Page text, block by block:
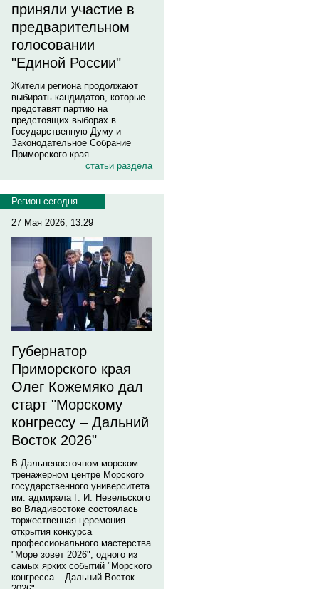
приняли участие в
предварительном
голосовании
"Единой России"
Жители региона продолжают
выбирать кандидатов, которые
представят партию на
предстоящих выборах в
Государственную Думу и
Законодательное Собрание
Приморского края.
статьи раздела
Регион сегодня
27 Мая 2026, 13:29
Губернатор
Приморского края
Олег Кожемяко дал
старт "Морскому
конгрессу – Дальний
Восток 2026"
В Дальневосточном морском
тренажерном центре Морского
государственного университета
им. адмирала Г. И. Невельского
во Владивостоке состоялась
торжественная церемония
открытия конкурса
профессионального мастерства
"Море зовет 2026", одного из
самых ярких событий "Морского
конгресса – Дальний Восток